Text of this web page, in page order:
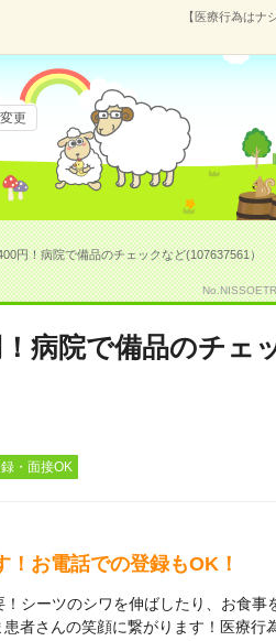
【医療行為はナ
更
円！病院で備品のチェックなど(107637561）
病院で備品のチェ
・面接OK
お電話での登録もOK！
シーツのシワを伸ばしたり、お食事
者さんの笑顔に繋がります！医療行